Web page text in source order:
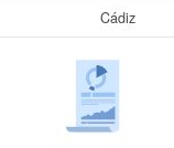
Cádiz